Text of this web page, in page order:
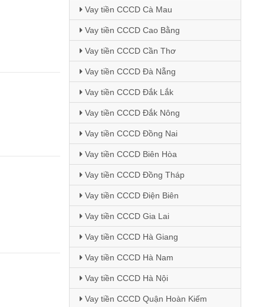
Vay tiền CCCD Cà Mau
Vay tiền CCCD Cao Bằng
Vay tiền CCCD Cần Thơ
Vay tiền CCCD Đà Nẵng
Vay tiền CCCD Đắk Lắk
Vay tiền CCCD Đắk Nông
Vay tiền CCCD Đồng Nai
Vay tiền CCCD Biên Hòa
Vay tiền CCCD Đồng Tháp
Vay tiền CCCD Điện Biên
Vay tiền CCCD Gia Lai
Vay tiền CCCD Hà Giang
Vay tiền CCCD Hà Nam
Vay tiền CCCD Hà Nội
Vay tiền CCCD Quận Hoàn Kiếm